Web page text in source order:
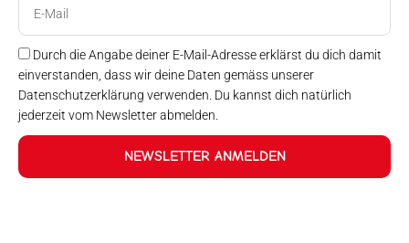
Durch die Angabe deiner E-Mail-Adresse erklärst du dich damit
einverstanden, dass wir deine Daten gemäss unserer
Datenschutzerklärung verwenden. Du kannst dich natürlich
jederzeit vom Newsletter abmelden.
NEWSLETTER ANMELDEN